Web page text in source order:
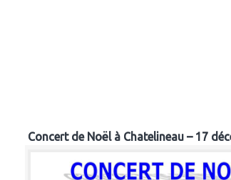
Concert de Noël à Chatelineau – 17